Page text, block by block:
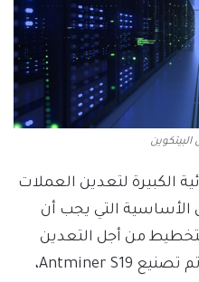
الكبيرة لتعدين العملات
الأساسية التي يجب أن
التخطيط من أجل التعدين
المربح. على سبيل المثال، إذا تم تصنيع Antminer S19،